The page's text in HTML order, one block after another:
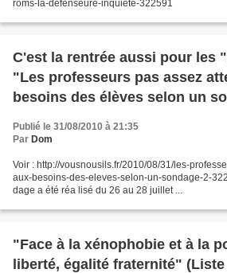
roms-la-defenseure-inquiete-322591
C'est la rentrée aussi pour les
"Les professeurs pas assez
besoins des élèves selon un
une dépêche AFP)
Publié le 31/08/2010 à 21:35
Par Dom
Voir : http://vousnousils.fr/2010/08/31/les-
aux-besoins-des-eleves-selon-un-sondage-2-
dage a été réa lisé du 26 au 28 juillet ...
"Face à la xénophobie et à la
liberté, égalité fraternité"